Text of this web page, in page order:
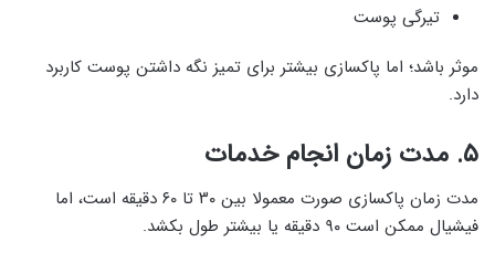
تیرگی پوست
موثر باشد؛ اما پاکسازی بیشتر برای تمیز نگه داشتن پوست کاربرد
دارد.
۵. مدت زمان انجام خدمات
مدت زمان پاکسازی صورت معمولا بین ۳۰ تا ۶۰ دقیقه است، اما
فیشیال ممکن است ۹۰ دقیقه یا بیشتر طول بکشد.